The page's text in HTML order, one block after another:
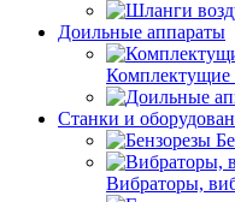
Доильные аппараты
Комплектущие
Станки и
Вибраторы,